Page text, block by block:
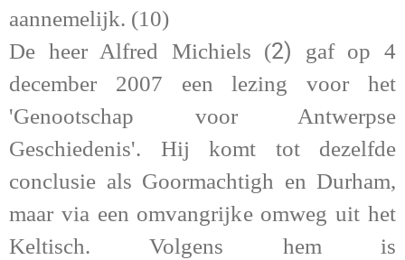
aannemelijk. (10)
De heer Alfred Michiels (2) gaf op 4
december 2007 een lezing voor het
'Genootschap voor Antwerpse
Geschiedenis'. Hij komt tot dezelfde
conclusie als Goormachtigh en Durham,
maar via een omvangrijke omweg uit het
Keltisch. Volgens hem is